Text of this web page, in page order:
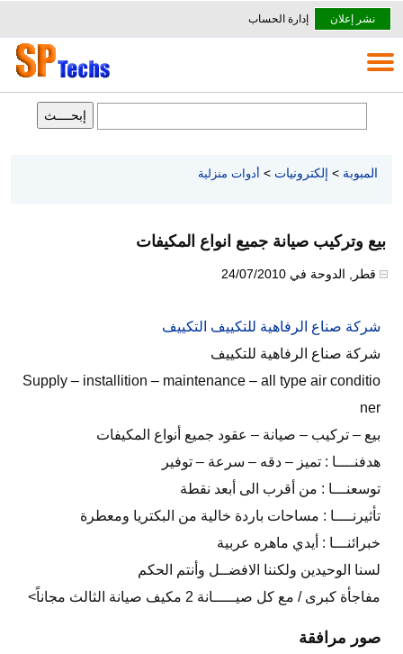
نشر إعلان إدارة الحساب
المبوبة > إلكترونيات > أدوات منزلية
بيع وتركيب صيانة جميع انواع المكيفات
قطر الدوحة في 24/07/2010
شركة صناع الرفاهية للتكييف التكييف
شركة صناع الرفاهية للتكييف
Supply – installition – maintenance – all type air conditio
ner
بيع – تركيب – صيانة – عقود جميع أنواع المكيفات
هدفنــــا : تميز – دقه – سرعة – توفير
توسعنـــا : من أقرب الى أبعد نقطة
تأثيرنــــا : مساحات باردة خالية من البكتريا ومعطرة
خبرائنـــا : أيدي ماهره عربية
لسنا الوحيدين ولكننا الافضــل وأنتم الحكم
مفاجأة كبرى / مع كل صيـــــانة 2 مكيف صيانة الثالث مجاناً>
صور مرافقة